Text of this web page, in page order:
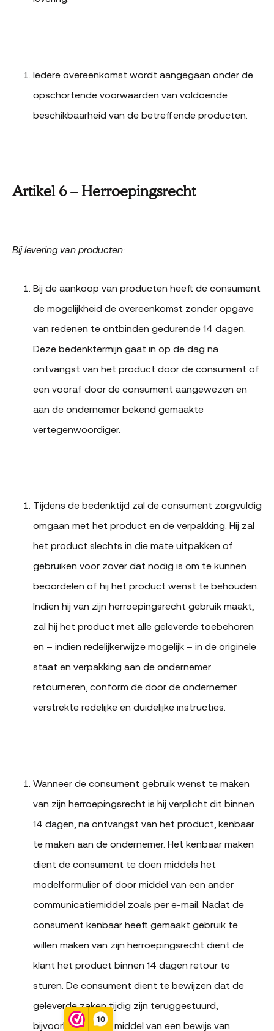
10
Iedere overeenkomst wordt aangegaan onder de
opschortende voorwaarden van voldoende
beschikbaarheid van de betreffende producten.
Artikel 6 – Herroepingsrecht
Bij levering van producten:
Bij de aankoop van producten heeft de consument
de mogelijkheid de overeenkomst zonder opgave
van redenen te ontbinden gedurende 14 dagen.
Deze bedenktermijn gaat in op de dag na
ontvangst van het product door de consument of
een vooraf door de consument aangewezen en
aan de ondernemer bekend gemaakte
vertegenwoordiger.
Tijdens de bedenktijd zal de consument zorgvuldig
omgaan met het product en de verpakking. Hij zal
het product slechts in die mate uitpakken of
gebruiken voor zover dat nodig is om te kunnen
beoordelen of hij het product wenst te behouden.
Indien hij van zijn herroepingsrecht gebruik maakt,
zal hij het product met alle geleverde toebehoren
en – indien redelijkerwijze mogelijk – in de originele
staat en verpakking aan de ondernemer
retourneren, conform de door de ondernemer
verstrekte redelijke en duidelijke instructies.
Wanneer de consument gebruik wenst te maken
van zijn herroepingsrecht is hij verplicht dit binnen
14 dagen, na ontvangst van het product, kenbaar
te maken aan de ondernemer. Het kenbaar maken
dient de consument te doen middels het
modelformulier of door middel van een ander
communicatiemiddel zoals per e-mail. Nadat de
consument kenbaar heeft gemaakt gebruik te
willen maken van zijn herroepingsrecht dient de
klant het product binnen 14 dagen retour te
sturen. De consument dient te bewijzen dat de
geleverde zaken tijdig zijn teruggestuurd,
bijvoorbeeld door middel van een bewijs van